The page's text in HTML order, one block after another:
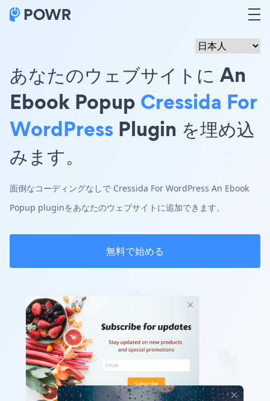
あなたのウェブサイトに An
Ebook Popup Cressida For
WordPress Plugin を埋め込
みます。
面倒なコーディングなしで Cressida For WordPress An Ebook
Popup pluginをあなたのウェブサイトに追加できます。
無料で始める